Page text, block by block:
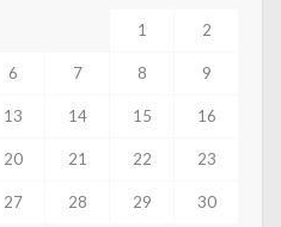
1 2
6 7 8 9
13 14 15 16
20 21 22 23
27 28 29 30